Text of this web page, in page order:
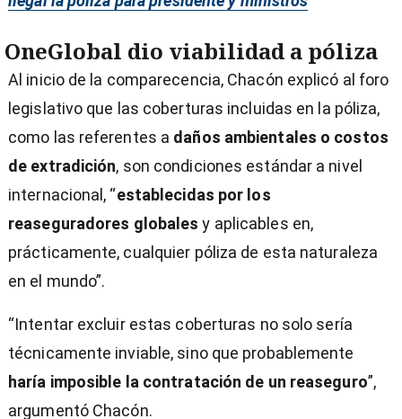
seconds
OneGlobal dio viabilidad a póliza
Al inicio de la comparecencia, Chacón explicó al foro
legislativo que las coberturas incluidas en la póliza,
como las referentes a daños ambientales o costos
de extradición, son condiciones estándar a nivel
internacional, “establecidas por los
reaseguradores globales y aplicables en,
prácticamente, cualquier póliza de esta naturaleza
en el mundo”.
“Intentar excluir estas coberturas no solo sería
técnicamente inviable, sino que probablemente
haría imposible la contratación de un reaseguro”,
argumentó Chacón.